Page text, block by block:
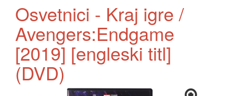
Osvetnici - Kraj igre /
Avengers:Endgame
[2019] [engleski titl]
(DVD)